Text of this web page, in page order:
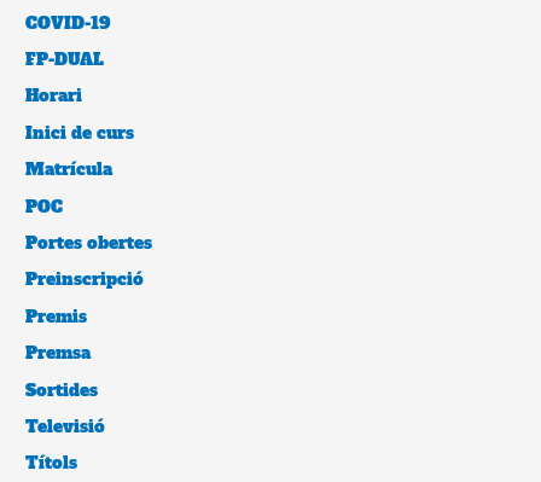
COVID-19
FP-DUAL
Horari
Inici de curs
Matrícula
POC
Portes obertes
Preinscripció
Premis
Premsa
Sortides
Televisió
Títols